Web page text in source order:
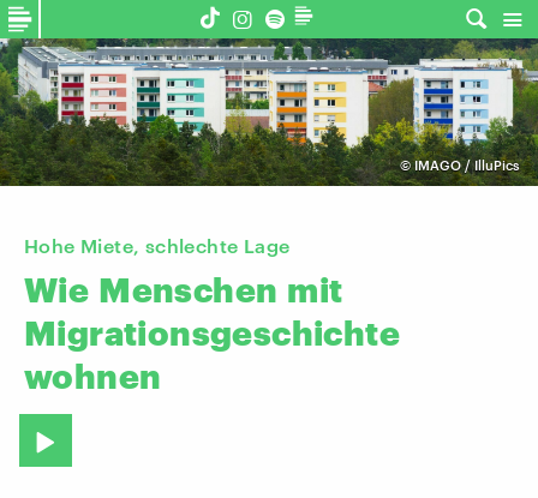
©IMAGO / IlluPics
Hohe Miete, schlechte Lage
Wie Menschen mit
Migrationsgeschichte
wohnen